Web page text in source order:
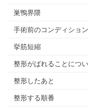
巣鴨界隈
手術前のコンディション
挙筋短縮
整形がばれることにつ
整形したあと
整形する順番